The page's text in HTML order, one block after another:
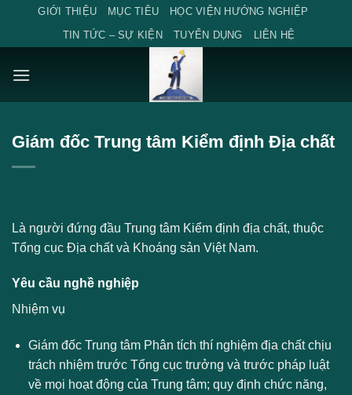
content
GIỚI THIỆU MỤC TIÊU
HỌC VIỆN HƯỚNG NGHIỆP
TIN TỨC – SỰ KIỆN
TUYỂN DỤNG LIÊN HỆ
Giám đốc Trung tâm Kiểm định Địa chất
Là người đứng đầu Trung tâm Kiểm định địa chất, thuộc
Tổng cục Địa chất và Khoáng sản Việt Nam.
Yêu cầu nghề nghiệp
Nhiệm vụ
Giám đốc Trung tâm Phân tích thí nghiệm địa chất chịu
trách nhiệm trước Tổng cục trưởng và trước pháp luật
về mọi hoạt động của Trung tâm; quy định chức năng,